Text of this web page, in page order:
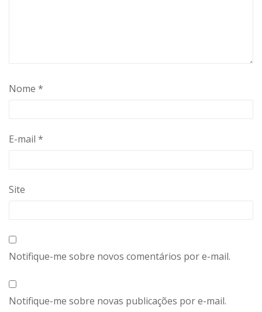
Nome *
E-mail *
Site
Notifique-me sobre novos comentários por e-mail.
Notifique-me sobre novas publicações por e-mail.